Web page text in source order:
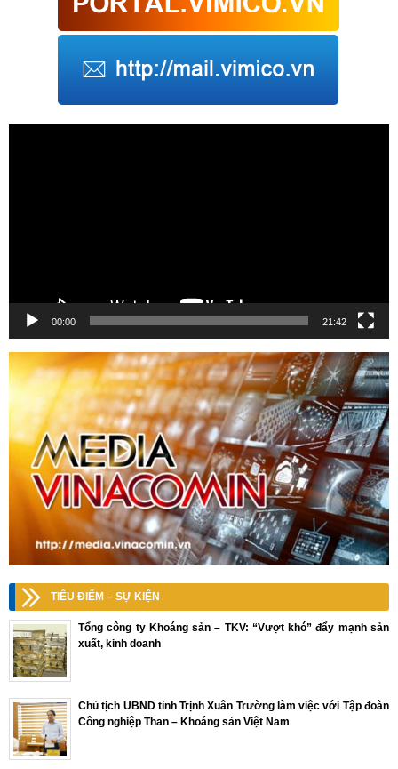
00:00 21:42
TIÊU ĐIỂM – SỰ KIỆN
Tổng công ty Khoáng sản – TKV: “Vượt khó” đẩy mạnh sản
xuất, kinh doanh
Chủ tịch UBND tỉnh Trịnh Xuân Trường làm việc với Tập đoàn
Công nghiệp Than – Khoáng sản Việt Nam